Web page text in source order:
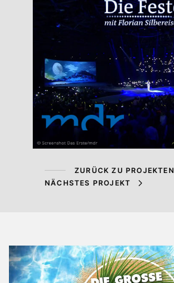
ZURÜCK ZU PROJEKTEN
NÄCHSTES PROJEKT